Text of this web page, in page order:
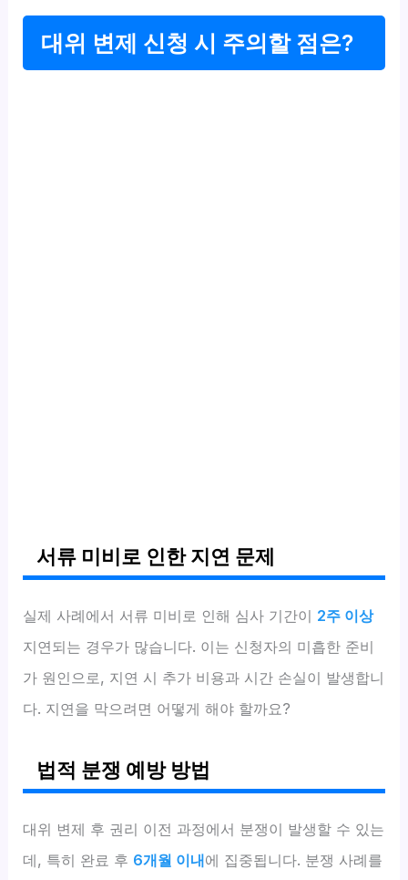
대위 변제 신청 시 주의할 점은?
서류 미비로 인한 지연 문제
실제 사례에서 서류 미비로 인해 심사 기간이 2주 이상
지연되는 경우가 많습니다. 이는 신청자의 미흡한 준비
가 원인으로, 지연 시 추가 비용과 시간 손실이 발생합니
다. 지연을 막으려면 어떻게 해야 할까요?
법적 분쟁 예방 방법
대위 변제 후 권리 이전 과정에서 분쟁이 발생할 수 있는
데, 특히 완료 후 6개월 이내에 집중됩니다. 분쟁 사례를